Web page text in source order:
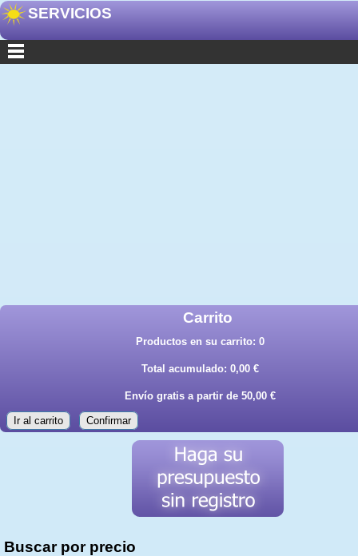
SERVICIOS
Carrito
Productos en su carrito: 0
Total acumulado: 0,00 €
Envío gratis a partir de 50,00 €
Ir al carrito Confirmar
Buscar por precio